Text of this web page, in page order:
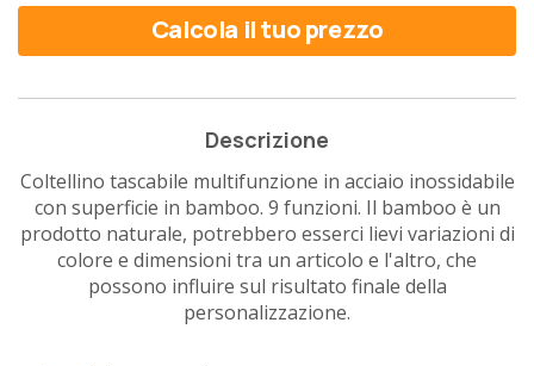
Calcola il tuo prezzo
Descrizione
Coltellino tascabile multifunzione in acciaio inossidabile
con superficie in bamboo. 9 funzioni. Il bamboo è un
prodotto naturale, potrebbero esserci lievi variazioni di
colore e dimensioni tra un articolo e l'altro, che
possono influire sul risultato finale della
personalizzazione.